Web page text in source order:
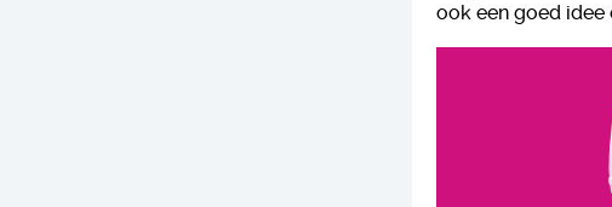
ook een goed